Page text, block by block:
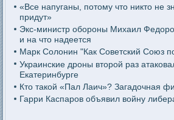
«Все напуганы, потому что никто не
придут»
Экс-министр обороны Михаил
и на что надеется
Марк Солонин "Как Советский Союз
Украинские дроны второй раз
Екатеринбурге
Кто такой «Пал Лаич»? Загадочная
Гарри Каспаров объявил войну